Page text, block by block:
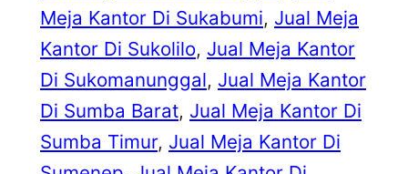
Meja Kantor Di Sukabumi, Jual Meja
Kantor Di Sukolilo, Jual Meja Kantor
Di Sukomanunggal, Jual Meja Kantor
Di Sumba Barat, Jual Meja Kantor Di
Sumba Timur, Jual Meja Kantor Di